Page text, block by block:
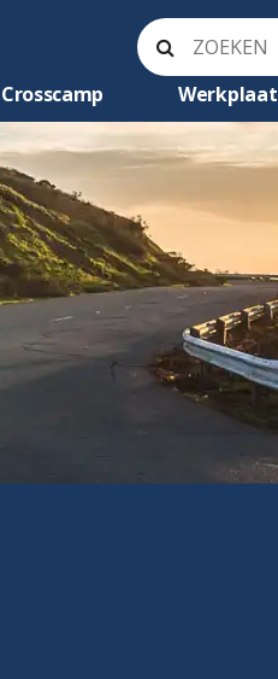
Crosscamp